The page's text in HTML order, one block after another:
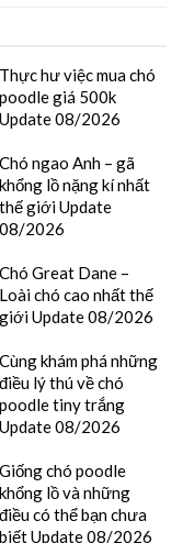
Thực hư việc mua chó
poodle giá 500k
Update 08/2026
Chó ngao Anh – gã
khổng lồ nặng kí nhất
thế giới Update
08/2026
Chó Great Dane –
Loài chó cao nhất thế
giới Update 08/2026
Cùng khám phá những
điều lý thú về chó
poodle tiny trắng
Update 08/2026
Giống chó poodle
khổng lồ và những
điều có thể bạn chưa
biết Update 08/2026